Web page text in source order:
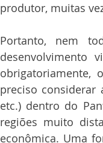
produtor, muitas
Portanto, nem
desenvolvimento
obrigatoriamente,
preciso considerar
etc.) dentro do
regiões muito
econômica. Uma